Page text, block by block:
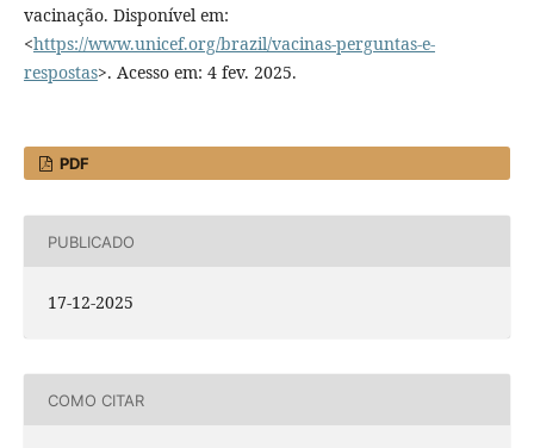
vacinação. Disponível em:
<https://www.unicef.org/brazil/vacinas-perguntas-e-
respostas>. Acesso em: 4 fev. 2025.
PDF
PUBLICADO
17-12-2025
COMO CITAR